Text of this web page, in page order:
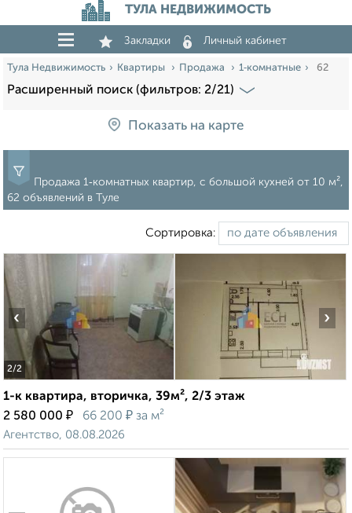
ТУЛА НЕДВИЖИМОСТЬ
Закладки Личный кабинет
Тула Недвижимость Квартиры Продажа 1‑комнатные 62
Расширенный поиск (фильтров: 2/21)
Показать на карте
Продажа 1‑комнатных квартир, c большой кухней от 10 м²,
62 объявлений в Туле
Сортировка:
2/2
‹ ›
1-к квартира, вторичка, 39м², 2/3 этаж
2 580 000 ₽ 66 200 ₽ за м²
Агентство, 08.08.2026